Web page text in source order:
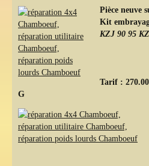
Pièce neuve
Kit
KZJ 90 95
Tarif :
G